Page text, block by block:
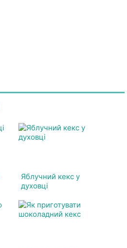
Яблучний кекс у
духовці